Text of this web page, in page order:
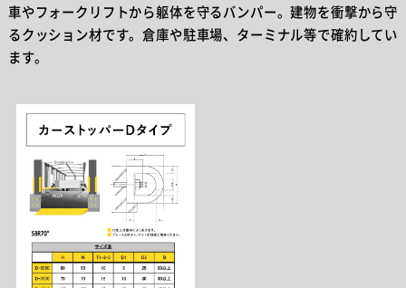
車やフォークリフトから躯体を守るバンパー。建物を衝撃から守
るクッション材です。倉庫や駐車場、 ターミナル等で確約してい
ます。
イグレードのHSP/SSPシリーズ。
ドア以外の気密材としても使用さ
れることの多い汎用タイプ。
安全対策シリーズ
戸先・召し合せ・引き込み防止等
様々な現場の声から生まれたシリ
ーズ。材質もクロロプレンソリッ
ドからEPDMスポンジまで取り入れ